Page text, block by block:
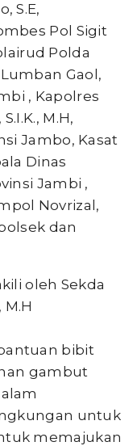
S.E,
Pol Sigit
Polda
Gaol,
, Kapolres
M.H,
Jambo, Kasat
Dinas
Jambi ,
Novrizal,
dan
oleh Sekda
bibit
gambut
untuk
memajukan